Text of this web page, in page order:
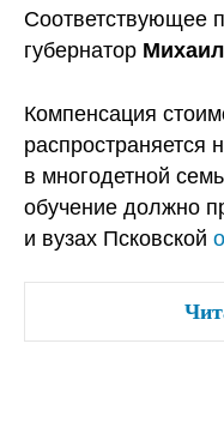
Соответствующее
губернатор
Компенсация
распространяется
в многодетной
обучение должно
и вузах Псковской